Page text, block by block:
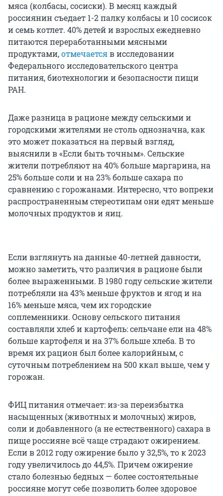
мяса (колбасы, сосиски). В месяц каждый
россиянин съедает 1-2 палку колбасы и 10 сосисок
и семь котлет. 40% детей и взрослых ежедневно
питаются переработанными мясными
продуктами,отмечаетсяв исследовании
Федерального исследовательского центра
питания, биотехнологии и безопасности пищи
РАН.
Даже разница в рационе между сельскими и
городскими жителями не столь однозначна, как
это может показаться на первый взгляд,
выяснили в «Если быть точным». Сельские
жители потребляют на 40% больше маргарина, на
25% больше соли и на 23% больше сахара по
сравнению с горожанами. Интересно, что вопреки
распространенным стереотипам они едят меньше
молочных продуктов и яиц.
Если взглянуть на данные 40-летней давности,
можно заметить, что различия в рационе были
более выраженными. В 1980 году сельские жители
потребляли на 43% меньше фруктов и ягод и на
16% меньше мяса, чем их городские
соплеменники. Основу сельского питания
составляли хлеб и картофель: сельчане ели на 48%
больше картофеля и на 37% больше хлеба. В то
время их рацион был более калорийным, с
суточным потреблением на 500 ккал выше, чем у
горожан.
ФИЦ питания отмечает: из-за переизбытка
насыщенных (животных и молочных) жиров,
соли и добавленного (а не естественного) сахара в
пище россияне всё чаще страдают ожирением.
Если в 2012 году ожирение было у 32,5%, то к 2023
году увеличилось до 44,5%. Причем ожирение
стало болезнью бедных — более состоятельные
россияне могут себе позволить более здоровое